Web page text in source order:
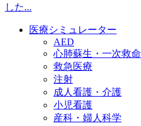
した...
医療シミュレーター
AED
心肺蘇生・一次救命
救急医療
注射
成人看護・介護
小児看護
産科・婦人科学